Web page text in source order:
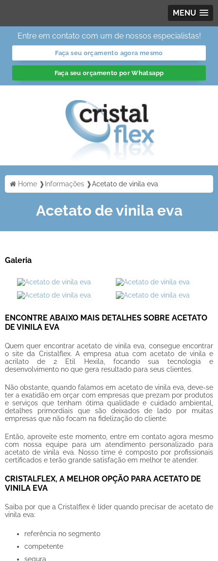
MENU
Entre em contato com um de nossos especialistas!
Faça seu orçamento agora mesmo
Faça seu orçamento por Whatsapp
Home ❱ Informações ❱Acetato de vinila eva
Acetato de vinila eva
Galeria
ENCONTRE ABAIXO MAIS DETALHES SOBRE ACETATO
DE VINILA EVA
Quem quer encontraracetato de vinila eva , consegue encontrar
o site da Cristalflex. A empresa atua com acetato de vinila e
acrilato de 2 Etil Hexila, focando sua tecnologia e
desenvolvimento no que gera resultado para seus clientes.
Não obstante, quando falamos em acetato de vinila eva , deve-se
ter a exatidão em orçar com empresas que prezam por produtos
e serviços que tenham ótima qualidade e cuidado ambiental,
detalhes primordiais que são deixados de lado por muitas
empresas que não focam na fidelização do cliente.
Então, aproveite este momento, entre em contato agora mesmo
com nossa equipe para um atendimento personalizado para
acetato de vinila eva. Nosso time é composto por profissionais
certificados e terão grande satisfação em melhor te atender.
CRISTALFLEX, A MELHOR OPÇÃO PARA ACETATO DE
VINILA EVA
Saiba por que a Cristalflex é líder quando precisar de acetato de
vinila eva:
referência no segmento
competente
segura